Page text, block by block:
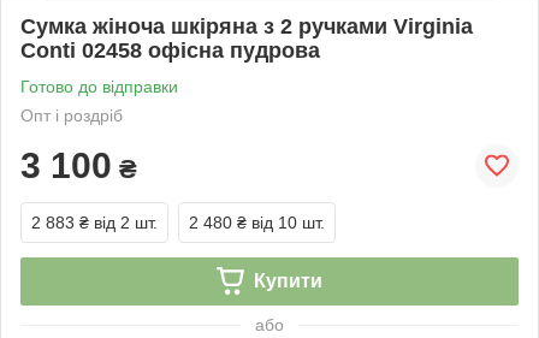
Сумка жіноча шкіряна з 2 ручками Virginia
Conti 02458 офісна пудрова
Готово до відправки
Опт і роздріб
3 100 ₴
2 883 ₴ від 2 шт. 2 480 ₴ від 10 шт.
Купити
або